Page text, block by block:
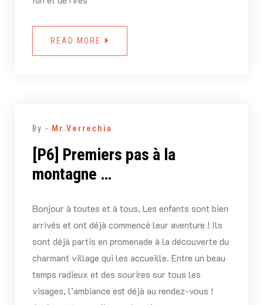
READ MORE
By - Mr.Verrechia
[P6] Premiers pas à la
montagne …
Bonjour à toutes et à tous, Les enfants sont bien
arrivés et ont déjà commencé leur aventure ! Ils
sont déjà partis en promenade à la découverte du
charmant village qui les accueille. Entre un beau
temps radieux et des sourires sur tous les
visages, l’ambiance est déjà au rendez-vous !